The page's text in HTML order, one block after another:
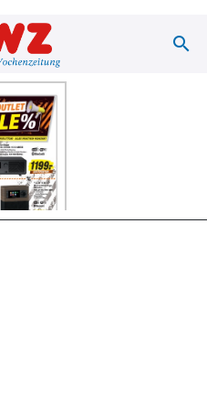
Unsere ePaper
search